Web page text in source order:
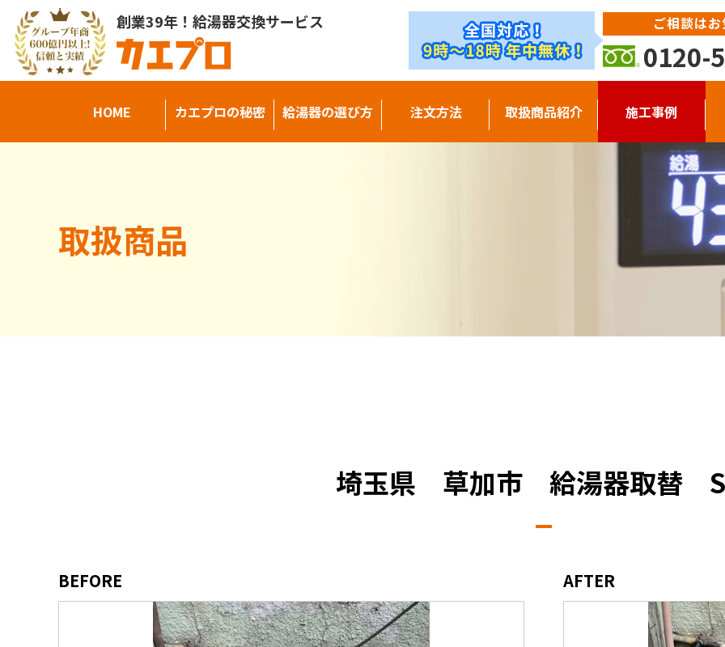
創業39年！給湯器交換サービス ご相談は
0120-
HOME カエプロの秘密 給湯器の選び方 注文方法 取扱商品紹介 施工事例
取扱商品
埼玉県 草加市 給湯器取替
BEFORE AFTER